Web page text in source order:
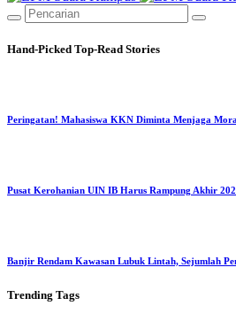
Hand-Picked Top-Read Stories
Peringatan! Mahasiswa KKN Diminta Menjaga
Pusat Kerohanian UIN IB Harus Rampung Akhir
Banjir Rendam Kawasan Lubuk Lintah, Sejumlah
Trending Tags